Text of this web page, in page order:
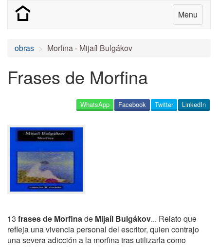
Menu
obras Morfina - Mijaíl Bulgákov
Frases de Morfina
LinkedIn
Twitter
Facebook
WhatsApp
13 frases de Morfinade Mijaíl Bulgákov... Relato que
refleja una vivencia personal del escritor, quien contrajo
una severa adicción a la morfina tras utilizarla como